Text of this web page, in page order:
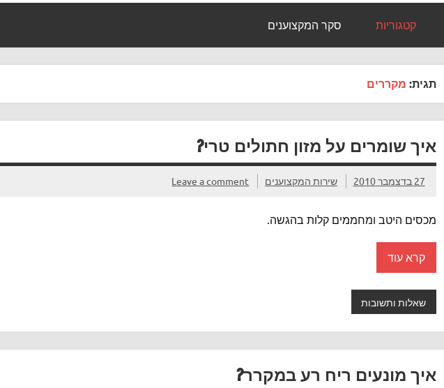
קטגוריות סקר המקצוענים
תגית: מקררים
איך שומרים על מזון חתולים טרי?
27 בדצמבר 2010 שירות המקצוענים Leave a comment
מכסים היטב ומחממים קלות בהגשה.
קרא עוד
שאלות ותשובות
איך מונעים ריח רע במקרר?